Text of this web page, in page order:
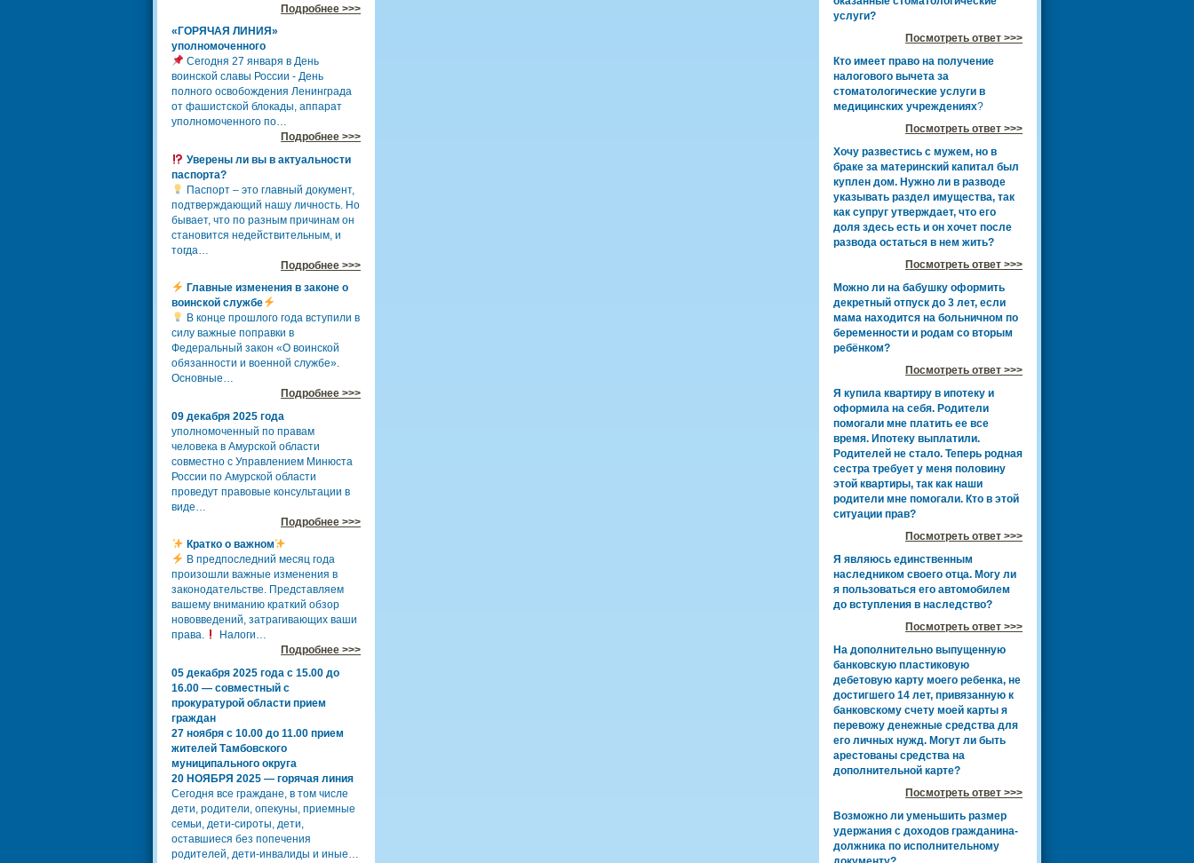
Подробнее >>>
«ГОРЯЧАЯ ЛИНИЯ»
уполномоченного
Сегодня 27 января в День
воинской славы России - День
полного освобождения Ленинграда
от фашистской блокады, аппарат
уполномоченного по…
Подробнее >>>
Уверены ли вы в актуальности
паспорта?
Паспорт – это главный документ,
подтверждающий нашу личность. Но
бывает, что по разным причинам он
становится недействительным, и
тогда…
Подробнее >>>
Главные изменения в законе о
воинской службе
В конце прошлого года вступили в
силу важные поправки в
Федеральный закон «О воинской
обязанности и военной службе».
Основные…
Подробнее >>>
09 декабря 2025 года
уполномоченный по правам
человека в Амурской области
совместно с Управлением Минюста
России по Амурской области
проведут правовые консультации в
виде…
Подробнее >>>
Кратко о важном
В предпоследний месяц года
произошли важные изменения в
законодательстве. Представляем
вашему вниманию краткий обзор
нововведений, затрагивающих ваши
права.
Налоги…
Подробнее >>>
05 декабря 2025 года с 15.00 до
16.00 — совместный с
прокуратурой области прием
граждан
27 ноября с 10.00 до 11.00 прием
жителей Тамбовского
муниципального округа
20 НОЯБРЯ 2025 — горячая линия
Сегодня все граждане, в том числе
дети, родители, опекуны, приемные
семьи, дети-сироты, дети,
оставшиеся без попечения
родителей, дети-инвалиды и иные…
услуги?
Посмотреть ответ >>>
Кто имеет право на получение
налогового вычета за
стоматологические услуги в
медицинских учреждениях?
Посмотреть ответ >>>
Хочу развестись с мужем, но в
браке за материнский капитал был
куплен дом. Нужно ли в разводе
указывать раздел имущества, так
как супруг утверждает, что его
доля здесь есть и он хочет после
развода остаться в нем жить?
Посмотреть ответ >>>
Можно ли на бабушку оформить
декретный отпуск до 3 лет, если
мама находится на больничном по
беременности и родам со вторым
ребёнком?
Посмотреть ответ >>>
Я купила квартиру в ипотеку и
оформила на себя. Родители
помогали мне платить ее все
время. Ипотеку выплатили.
Родителей не стало. Теперь родная
сестра требует у меня половину
этой квартиры, так как наши
родители мне помогали. Кто в этой
ситуации прав?
Посмотреть ответ >>>
Я являюсь единственным
наследником своего отца. Могу ли
я пользоваться его автомобилем
до вступления в наследство?
Посмотреть ответ >>>
На дополнительно выпущенную
банковскую пластиковую
дебетовую карту моего ребенка, не
достигшего 14 лет, привязанную к
банковскому счету моей карты я
перевожу денежные средства для
его личных нужд. Могут ли быть
арестованы средства на
дополнительной карте?
Посмотреть ответ >>>
Возможно ли уменьшить размер
удержания с доходов гражданина-
должника по исполнительному